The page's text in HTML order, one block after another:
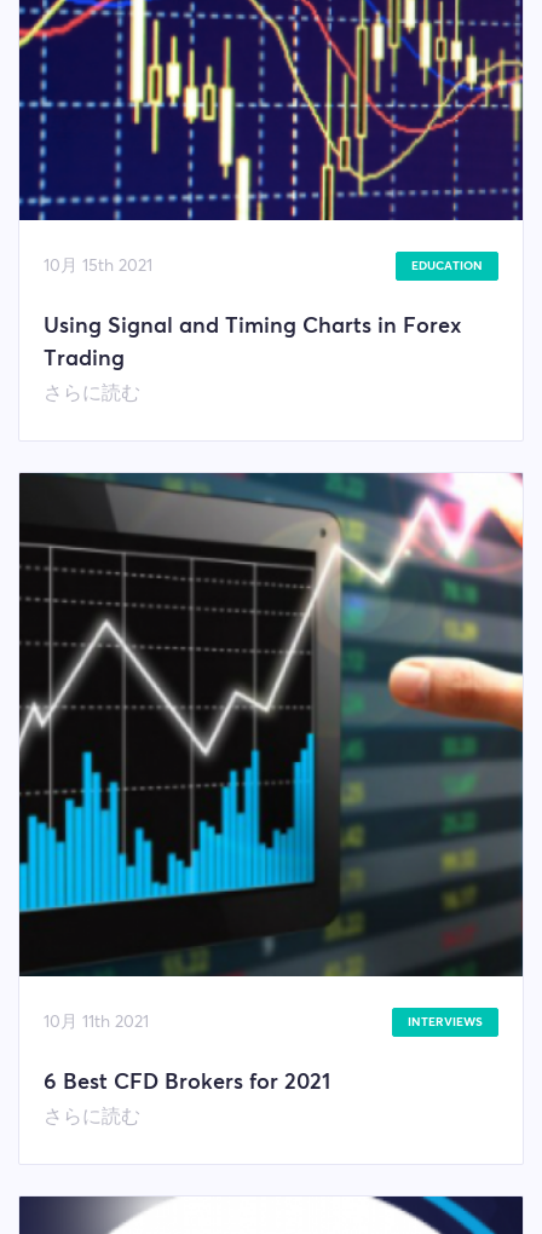
10月 15th 2021 EDUCATION
Using Signal and Timing Charts in Forex
Trading
さらに読む
10月 11th 2021 INTERVIEWS
6 Best CFD Brokers for 2021
さらに読む